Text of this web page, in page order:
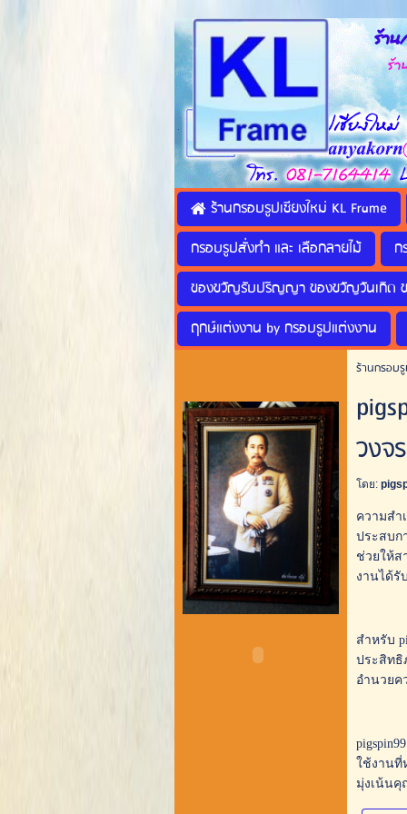
ร้าน
ร้านท
ร้านกรอบรูปเชียงใหม่ KL Frame
กรอบรูปสั่งทำ และ เลือกลายไม้
ของขวัญรับปริญญา ของขวัญวันเกิด
ฤกษ์แต่งงาน by กรอบรูปแต่งงาน
ร้านกรอบรู
วงจร
โดย:
ความสำ
ประสบก
ช่วยให้ส
งานได้รั
สำหรับ
ประสิทธิ
อำนวยค
ใช้งานที่
มุ่งเน้นคุ